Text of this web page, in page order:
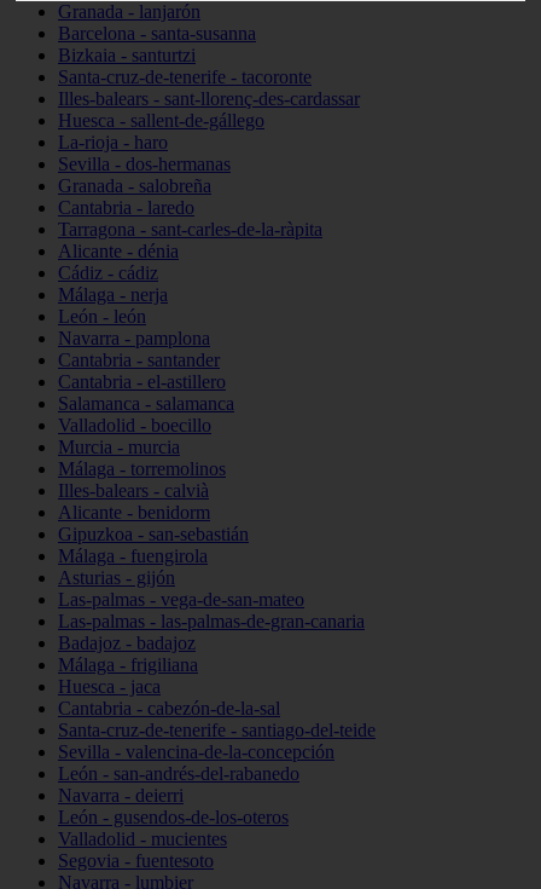
Granada - lanjarón
Barcelona - santa-susanna
Bizkaia - santurtzi
Santa-cruz-de-tenerife - tacoronte
Illes-balears - sant-llorenç-des-cardassar
Huesca - sallent-de-gállego
La-rioja - haro
Sevilla - dos-hermanas
Granada - salobreña
Cantabria - laredo
Tarragona - sant-carles-de-la-ràpita
Alicante - dénia
Cádiz - cádiz
Málaga - nerja
León - león
Navarra - pamplona
Cantabria - santander
Cantabria - el-astillero
Salamanca - salamanca
Valladolid - boecillo
Murcia - murcia
Málaga - torremolinos
Illes-balears - calvià
Alicante - benidorm
Gipuzkoa - san-sebastián
Málaga - fuengirola
Asturias - gijón
Las-palmas - vega-de-san-mateo
Las-palmas - las-palmas-de-gran-canaria
Badajoz - badajoz
Málaga - frigiliana
Huesca - jaca
Cantabria - cabezón-de-la-sal
Santa-cruz-de-tenerife - santiago-del-teide
Sevilla - valencina-de-la-concepción
León - san-andrés-del-rabanedo
Navarra - deierri
León - gusendos-de-los-oteros
Valladolid - mucientes
Segovia - fuentesoto
Navarra - lumbier